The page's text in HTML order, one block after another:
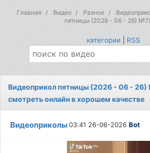
Главная Видео Разное
пятницы (2026 - 06 - 26)
категории RSS
Видеоприкол пятницы (2026 - 06 -
смотреть онлайн в хорошем качестве
Видеоприколы03:41 26-06-2026Bot